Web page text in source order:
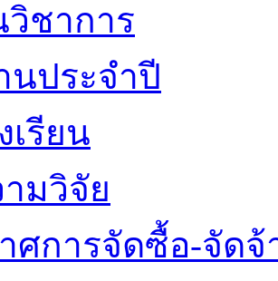
ชาการ
นประจำปี
เรียน
มวิจัย
ศการจัดซื้อ-จัดจ้